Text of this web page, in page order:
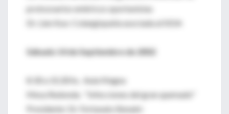
protozoarios entéricos oportunistas
Dr. Lien Kuo: Colangiopatía asociada al SIDA
Sábado 14 de Septiembre de 2002
8:30 a 10,30 hs. Aula Magna
Mesa Redonda: "Infecciones del gran quemado"
Presidente: Dr. Fortunato Benaim